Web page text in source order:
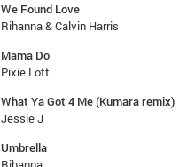
We Found Love
Rihanna & Calvin Harris
Mama Do
Pixie Lott
What Ya Got 4 Me (Kumara remix)
Jessie J
Umbrella